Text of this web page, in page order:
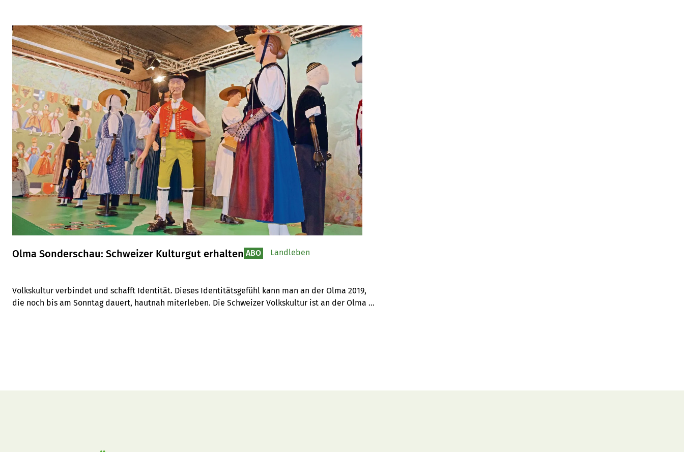
Olma Sonderschau: Schweizer Kulturgut erhalten
Volkskultur verbindet und schafft Identität. Dieses Identitätsgefühl kann man an der Olma 2019,
die noch bis am Sonntag dauert, hautnah miterleben. Die Schweizer Volkskultur ist an der Olma
ABO Landleben